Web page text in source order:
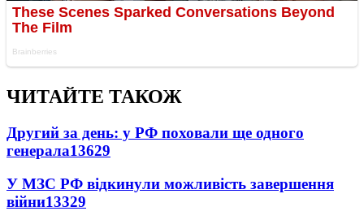
ЧИТАЙТЕ ТАКОЖ
Другий за день: у РФ поховали ще одного
генерала13629
У МЗС РФ відкинули можливість завершення
війни13329